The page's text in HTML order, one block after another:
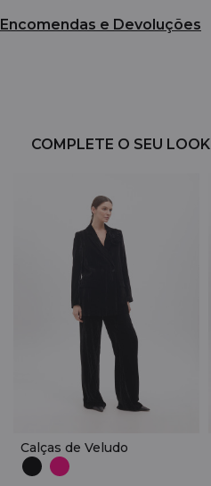
Encomendas e Devoluções
COMPLETE O SEU LOOK
Calças de Veludo